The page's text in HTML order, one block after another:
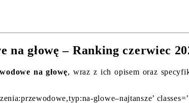
na głowę – Ranking czerwiec
na głowę, wraz z ich opisem oraz
glowe–najtansze’